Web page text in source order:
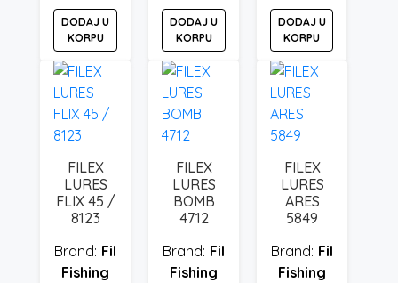
DODAJ U
KORPU
DODAJ U
KORPU
DODAJ U
KORPU
FILEX
LURES
FLIX 45 /
8123
Fil
Fishing
FILEX
LURES
BOMB
4712
Fil
Fishing
FILEX
LURES
ARES
5849
Fil
Fishing